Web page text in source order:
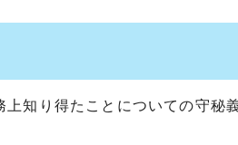
知り得たことについての守秘